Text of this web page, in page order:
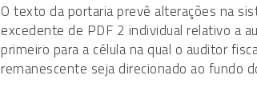
O texto da portaria prevê alterações na
excedente de PDF 2 individual relativo a
primeiro para a célula na qual o auditor
remanescente seja direcionado ao fundo